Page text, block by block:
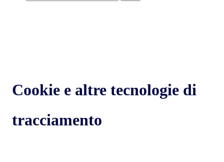
Cookie e altre tecnologie di
tracciamento